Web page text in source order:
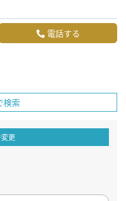
電話する
検索
更